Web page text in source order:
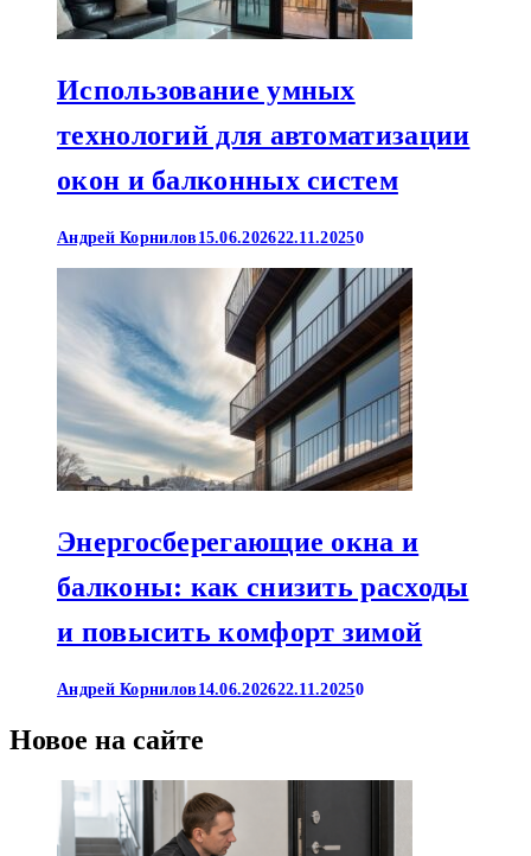
Использование умных
технологий для автоматизации
окон и балконных систем
Андрей Корнилов 15.06.202622.11.20250
Энергосберегающие окна и
балконы: как снизить расходы
и повысить комфорт зимой
Андрей Корнилов 14.06.202622.11.20250
Новое на сайте